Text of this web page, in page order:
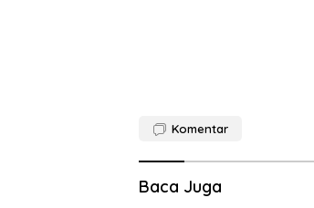
Komentar
Baca Juga